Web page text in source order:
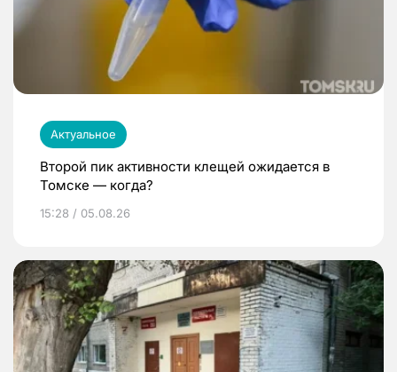
Актуальное
Второй пик активности клещей ожидается в
Томске — когда?
15:28 / 05.08.26